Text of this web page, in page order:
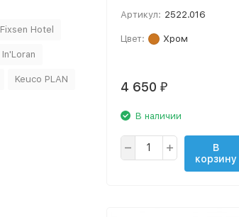
Артикул: 2522.016
Цвет: Хром
4 650 ₽
В наличии
В
корзину
Fixsen Hotel
In'Loran
Keuco PLAN